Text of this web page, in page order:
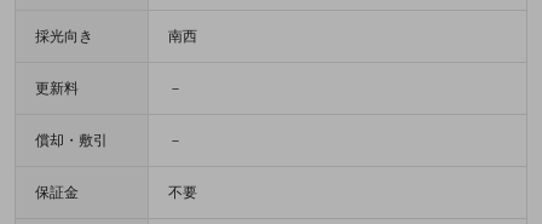
採光向き 南西
更新料 －
償却・敷引 －
保証金 不要